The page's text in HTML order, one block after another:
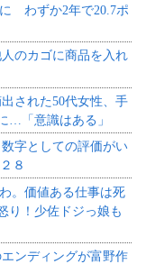
わずか2年で20.7ポ
のカゴに商品を入れ
された50代女性、手
…「意識はある」
字としての評価がい
８
。価値ある仕事は死
！少佐ドジっ娘も
ンディングが富野作